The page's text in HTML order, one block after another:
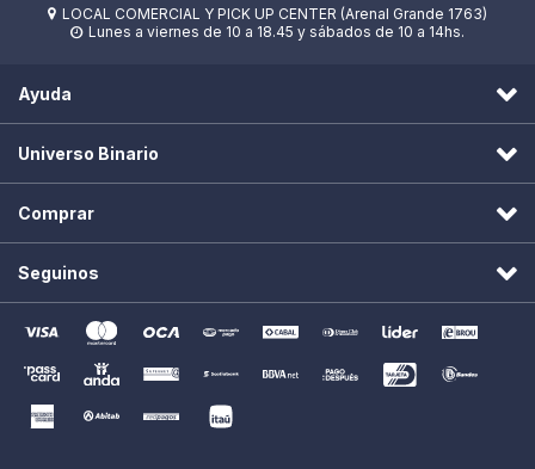
 LOCAL COMERCIAL Y PICK UP CENTER (Arenal Grande 1763)
 Lunes a viernes de 10 a 18.45 y sábados de 10 a 14hs.
Ayuda
Universo Binario
Comprar
Seguinos